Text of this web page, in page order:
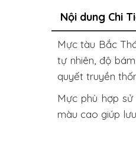
Nội dung Chi
Mực tàu Bắc
tự nhiên, độ
quyết truyền
Mực phù hợp
màu cao giúp